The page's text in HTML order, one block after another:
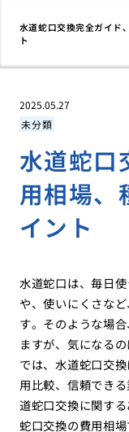
水道蛇口交換完全ガイド
ト
2025.05.27
未分類
水道蛇口
用相場、
イント
水道蛇口は、毎日
や、使いにくさな
す。そのような場
ますが、気になる
では、水道蛇口交
用比較、信頼でき
道蛇口交換に関す
蛇口交換の費用相